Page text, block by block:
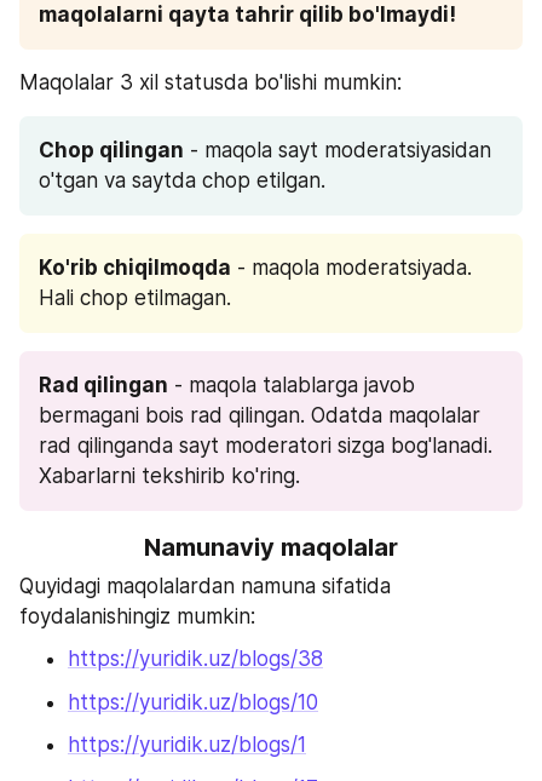
maqolalarni qayta tahrir qilib bo'lmaydi!
Maqolalar 3 xil statusda bo'lishi mumkin:
Chop qilingan - maqola sayt moderatsiyasidan
o'tgan va saytda chop etilgan.
Ko'rib chiqilmoqda - maqola moderatsiyada.
Hali chop etilmagan.
Rad qilingan - maqola talablarga javob
bermagani bois rad qilingan. Odatda maqolalar
rad qilinganda sayt moderatori sizga bog'lanadi.
Xabarlarni tekshirib ko'ring.
Namunaviy maqolalar
Quyidagi maqolalardan namuna sifatida
foydalanishingiz mumkin:
https://yuridik.uz/blogs/38
https://yuridik.uz/blogs/10
https://yuridik.uz/blogs/1